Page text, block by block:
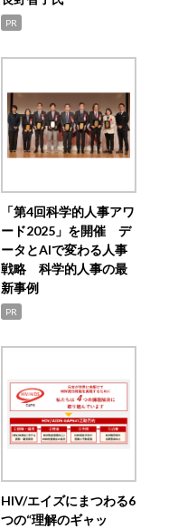
PR
「第4回科学的人事アワ
ード2025」を開催 デ
ータとAIで変わる人事
戦略 科学的人事の最
新事例
PR
HIV/エイズにまつわる6
つの“理解のギャッ